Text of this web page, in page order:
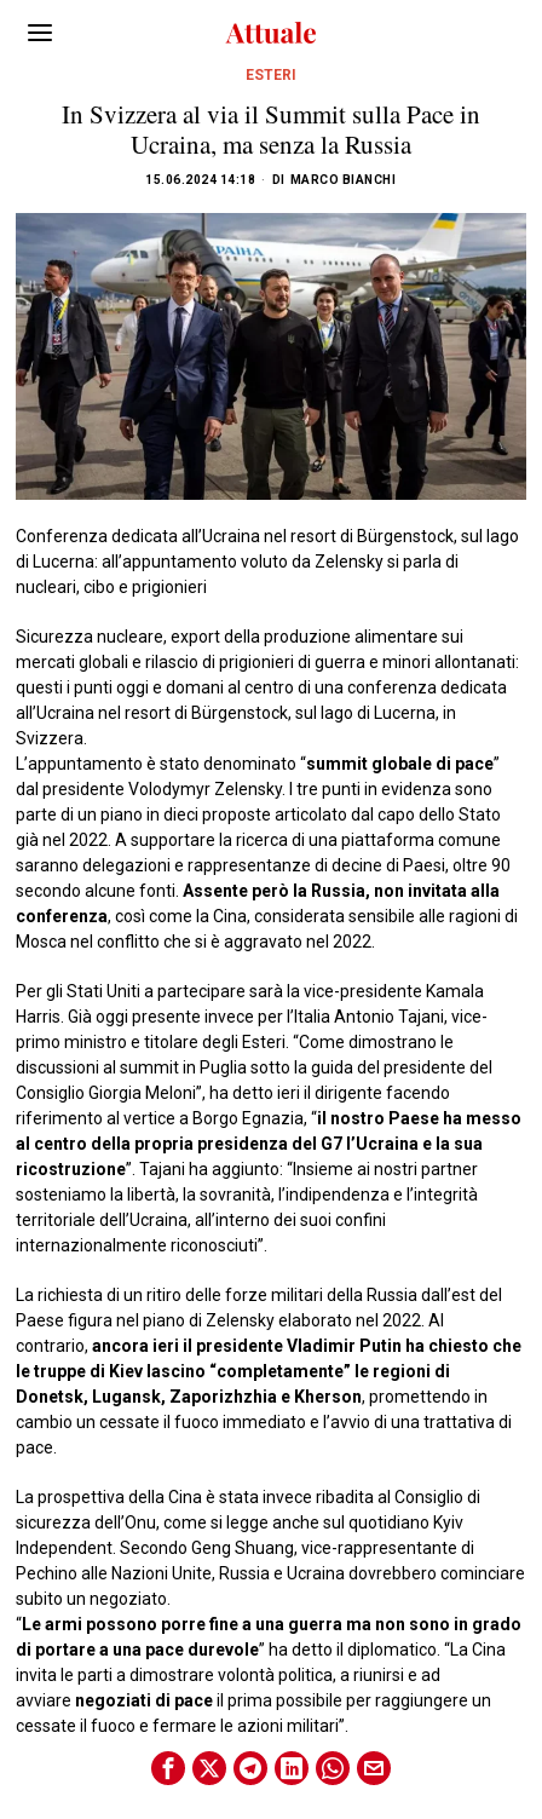
ESTERI
In Svizzera al via il Summit sulla Pace in
Ucraina, ma senza la Russia
15.06.2024 14:18 DI MARCO BIANCHI
Conferenza dedicata all’Ucraina nel resort di Bürgenstock, sul lago
di Lucerna: all’appuntamento voluto da Zelensky si parla di
nucleari, cibo e prigionieri
Sicurezza nucleare, export della produzione alimentare sui
mercati globali e rilascio di prigionieri di guerra e minori allontanati:
questi i punti oggi e domani al centro di una conferenza dedicata
all’Ucraina nel resort di Bürgenstock, sul lago di Lucerna, in
Svizzera.
L’appuntamento è stato denominato “summit globale di pace”
dal presidente Volodymyr Zelensky. I tre punti in evidenza sono
parte di un piano in dieci proposte articolato dal capo dello Stato
già nel 2022. A supportare la ricerca di una piattaforma comune
saranno delegazioni e rappresentanze di decine di Paesi, oltre 90
secondo alcune fonti.Assente però la Russia, non invitata alla
conferenza, così come la Cina, considerata sensibile alle ragioni di
Mosca nel conflitto che si è aggravato nel 2022.
Per gli Stati Uniti a partecipare sarà la vice-presidente Kamala
Harris. Già oggi presente invece per l’Italia Antonio Tajani, vice-
primo ministro e titolare degli Esteri. “Come dimostrano le
discussioni al summit in Puglia sotto la guida del presidente del
Consiglio Giorgia Meloni”, ha detto ieri il dirigente facendo
riferimento al vertice a Borgo Egnazia, “il nostro Paese ha messo
al centro della propria presidenza del G7 l’Ucraina e la sua
ricostruzione”. Tajani ha aggiunto: “Insieme ai nostri partner
sosteniamo la libertà, la sovranità, l’indipendenza e l’integrità
territoriale dell’Ucraina, all’interno dei suoi confini
internazionalmente riconosciuti”.
La richiesta di un ritiro delle forze militari della Russia dall’est del
Paese figura nel piano di Zelensky elaborato nel 2022. Al
contrario,ancora ieri il presidente Vladimir Putin ha chiesto che
le truppe di Kiev lascino “completamente” le regioni di
Donetsk, Lugansk, Zaporizhzhia e Kherson, promettendo in
cambio un cessate il fuoco immediato e l’avvio di una trattativa di
pace.
La prospettiva della Cina è stata invece ribadita al Consiglio di
sicurezza dell’Onu, come si legge anche sul quotidiano Kyiv
Independent. Secondo Geng Shuang, vice-rappresentante di
Pechino alle Nazioni Unite, Russia e Ucraina dovrebbero cominciare
subito un negoziato.
“Le armi possono porre fine a una guerra ma non sono in grado
di portare a una pace durevole” ha detto il diplomatico. “La Cina
invita le parti a dimostrare volontà politica, a riunirsi e ad
avviare negoziati di paceil prima possibile per raggiungere un
cessate il fuoco e fermare le azioni militari”.